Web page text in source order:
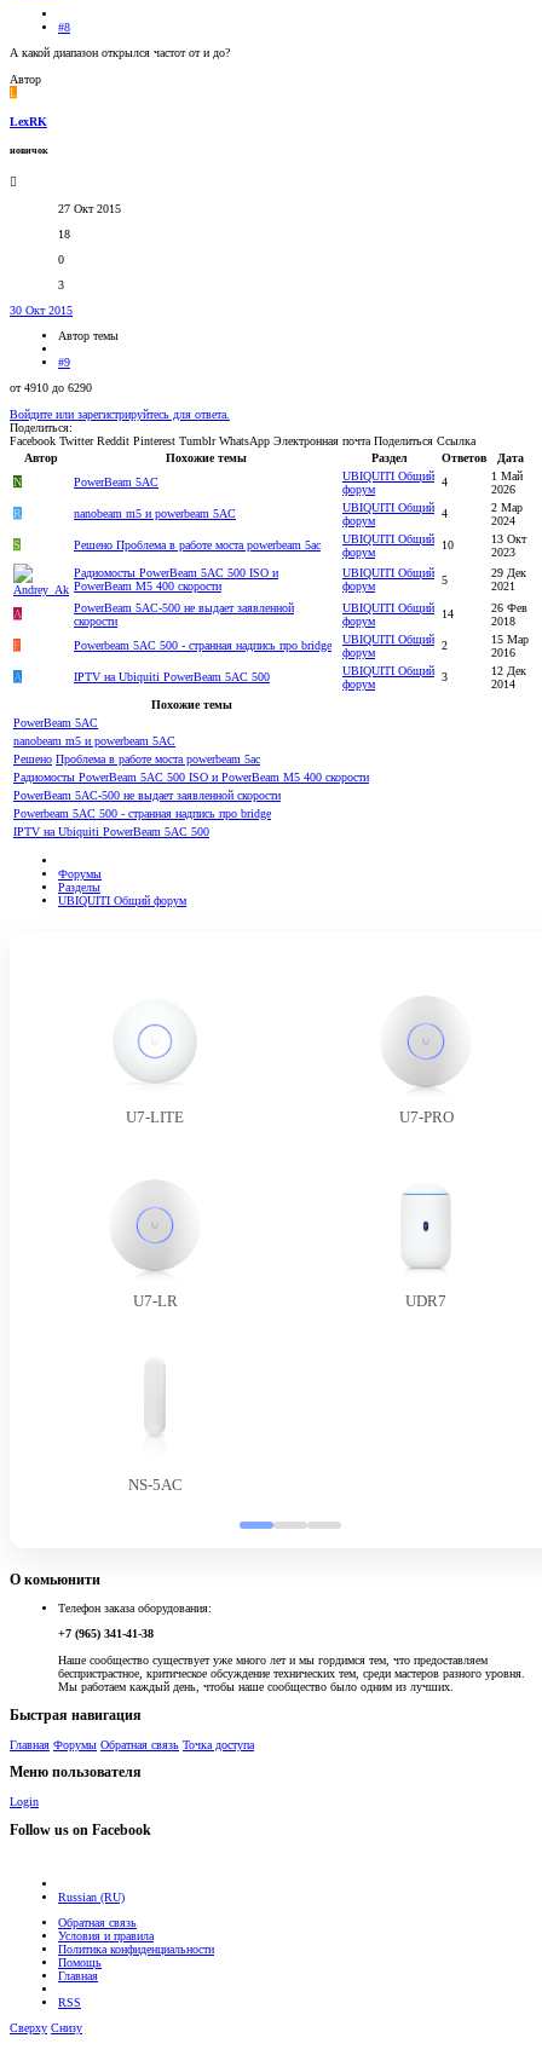
#8
А какой диапазон открылся частот от и до?
Автор
L
LexRK
новичок
27 Окт 2015
18
0
3
30 Окт 2015
Автор темы
#9
от 4910 до 6290
Войдите или зарегистрируйтесь для ответа.
Поделиться:
Facebook Twitter Reddit Pinterest Tumblr WhatsApp Электронная почта Поделиться Ссылка
Автор
Похожие темы Раздел Ответов
Дата
N
PowerBeam 5AC
UBIQUITI Общий
форум
4
1 Май
2026
R
nanobeam m5 и powerbeam 5AC
UBIQUITI Общий
форум
4
2 Мар
2024
S
Решено Проблема в работе моста powerbeam 5ac
UBIQUITI Общий
форум
10
13 Окт
2023
Радиомосты PowerBeam 5AC 500 ISO и
PowerBeam M5 400 скорости
UBIQUITI Общий
форум
5
29 Дек
2021
A
PowerBeam 5AC-500 не выдает заявленной
скорости
UBIQUITI Общий
форум
14
26 Фев
2018
F
Powerbeam 5AC 500 - странная надпись про bridge
UBIQUITI Общий
форум
2
15 Мар
2016
A
IPTV на Ubiquiti PowerBeam 5AC 500
UBIQUITI Общий
форум
3
12 Дек
2014
Похожие темы
PowerBeam 5AC
nanobeam m5 и powerbeam 5AC
Решено Проблема в работе моста powerbeam 5ac
Радиомосты PowerBeam 5AC 500 ISO и PowerBeam M5 400 скорости
PowerBeam 5AC-500 не выдает заявленной скорости
Powerbeam 5AC 500 - странная надпись про bridge
IPTV на Ubiquiti PowerBeam 5AC 500
Форумы
Разделы
UBIQUITI Общий форум
U7-LITE U7-PRO
U7-LR UDR7
NS-5AC
О комьюнити
Телефон заказа оборудования:
+7 (965) 341-41-38
Наше сообщество существует уже много лет и мы гордимся тем, что предоставляем
беспристрастное, критическое обсуждение технических тем, среди мастеров разного уровня.
Мы работаем каждый день, чтобы наше сообщество было одним из лучших.
Быстрая навигация
Главная Форумы Обратная связь Точка доступа
Меню пользователя
Login
Follow us on Facebook
Russian (RU)
Обратная связь
Условия и правила
Политика конфиденциальности
Помощь
Главная
RSS
Сверху Снизу